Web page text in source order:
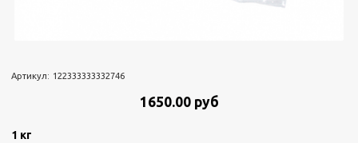
Артикул: 122333333332746
1650.00 руб
1 кг